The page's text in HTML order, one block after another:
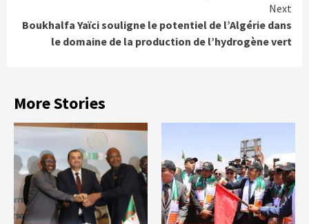
Next
Boukhalfa Yaïci souligne le potentiel de l’Algérie dans
le domaine de la production de l’hydrogène vert
More Stories